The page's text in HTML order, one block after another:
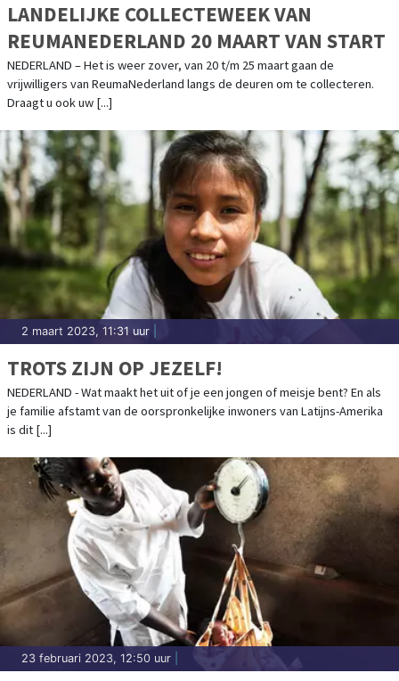
LANDELIJKE COLLECTEWEEK VAN
REUMANEDERLAND 20 MAART VAN START
NEDERLAND – Het is weer zover, van 20 t/m 25 maart gaan de
vrijwilligers van ReumaNederland langs de deuren om te collecteren.
Draagt u ook uw [...]
2 maart 2023, 11:31 uur
TROTS ZIJN OP JEZELF!
NEDERLAND - Wat maakt het uit of je een jongen of meisje bent? En als
je familie afstamt van de oorspronkelijke inwoners van Latijns-Amerika
is dit [...]
23 februari 2023, 12:50 uur